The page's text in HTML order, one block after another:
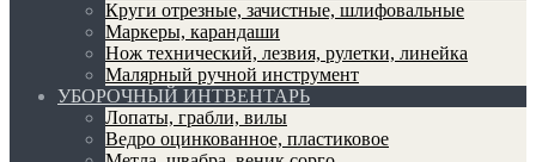
Круги отрезные, зачистные, шлифовальные
Маркеры, карандаши
Нож технический, лезвия, рулетки, линейка
Малярный ручной инструмент
УБОРОЧНЫЙ ИНТВЕНТАРЬ
Лопаты, грабли, вилы
Ведро оцинкованное, пластиковое